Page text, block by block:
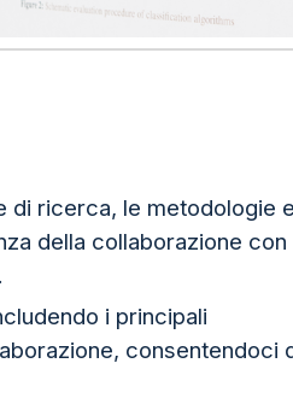
di ricerca, le metodologie e
della collaborazione con
i principali
consentendoci